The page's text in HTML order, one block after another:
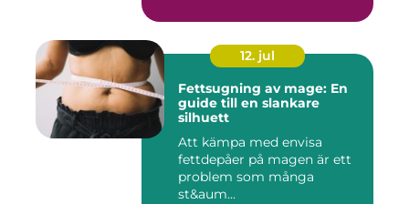
12. jul
Fettsugning av mage: En
guide till en slankare
silhuett
Att kämpa med envisa
fettdepåer på magen är ett
problem som många
st&aum...